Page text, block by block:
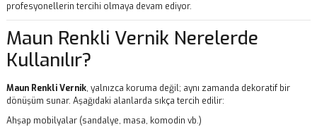
profesyonellerin tercihi olmaya devam ediyor.
Maun Renkli Vernik Nerelerde
Kullanılır?
Maun Renkli Vernik, yalnızca koruma değil; aynı zamanda dekoratif bir
dönüşüm sunar. Aşağıdaki alanlarda sıkça tercih edilir:
Ahşap mobilyalar (sandalye, masa, komodin vb.)